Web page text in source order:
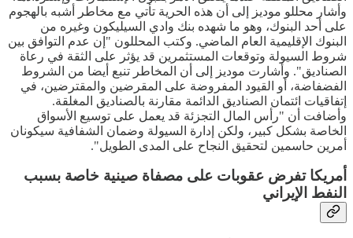
وأشار محللو موديز إلى أن هذه الحرية تأتي مع مخاطر أشبه بالهجوم
على أحد البنوك، وهو ما شهده بنك وادي السيليكون وغيره من
البنوك الإقليمية العام الماضي. وكتب المحللون "إن عدم التوافق بين
شروط السيولة وتوقعات المستثمرين قد يؤثر على الثقة في رعاة
الصناديق". وأشارت موديز إلى أن المخاطر تنبع أيضا من الشروط
الفضفاضة، أو القيود المفروضة على المقرضين والمقترضين، في
إتفاقيات ائتمان الصناديق الدائمة مقارنة بالصناديق المغلقة.
وأضافت أن "رأس المال التجزئة قد يعمل على توسيع الأسواق
الخاصة بشكل كبير، ولكن إدارة السيولة وضمان الشفافية سيكونان
أمرين حاسمين لتحقيق النجاح على المدى الطويل".
أمريكا تفرض عقوبات على مصفاة صينية خاصة بسبب
النفط الإيراني